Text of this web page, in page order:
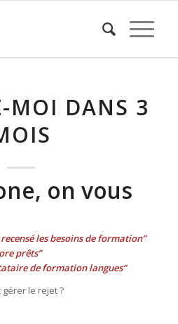
MOI DANS 3
on vous
les besoins de formation”
prêts”
de formation langues”
le rejet ?